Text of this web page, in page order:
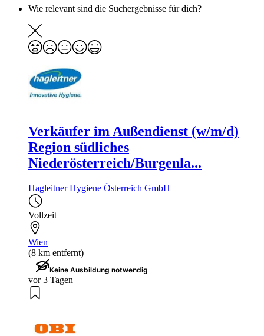
Wie relevant sind die Suchergebnisse für dich?
Verkäufer im Außendienst (w/m/d)
Region südliches
Niederösterreich/Burgenla...
Hagleitner Hygiene Österreich GmbH
Vollzeit
Wien
(8 km entfernt)
Keine Ausbildung notwendig
vor 3 Tagen